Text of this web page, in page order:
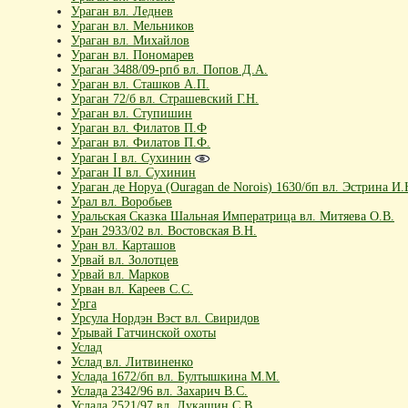
Ураган вл. Леднев
Ураган вл. Мельников
Ураган вл. Михайлов
Ураган вл. Пономарев
Ураган 3488/09-рпб вл. Попов Д.А.
Ураган вл. Сташков А.П.
Ураган 72/б вл. Страшевский Г.Н.
Ураган вл. Ступишин
Ураган вл. Филатов П.Ф
Ураган вл. Филатов П.Ф.
Ураган I вл. Сухинин
Ураган II вл. Сухинин
Ураган де Норуа (Ouragan de Norois) 1630/бп вл. Эстрина
Урал вл. Воробьев
Уральская Сказка Шальная Императрица вл. Митяева О.В.
Уран 2933/02 вл. Востовская В.Н.
Уран вл. Карташов
Урвай вл. Золотцев
Урвай вл. Марков
Урван вл. Кареев С.С.
Урга
Урсула Нордэн Вэст вл. Свиридов
Урывай Гатчинской охоты
Услад
Услад вл. Литвиненко
Услада 1672/бп вл. Бултышкина М.М.
Услада 2342/96 вл. Захарич В.С.